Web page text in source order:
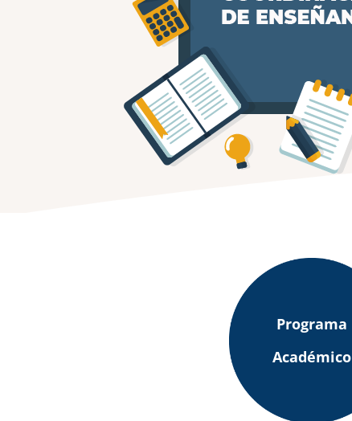
Programa
Académico